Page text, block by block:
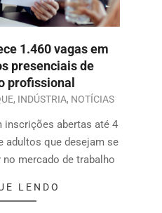
1.460 vagas em
presenciais de
profissional
, INDÚSTRIA, NOTÍCIAS
inscrições abertas até 4
adultos que desejam se
mercado de trabalho
LENDO